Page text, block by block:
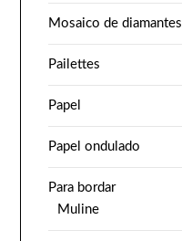
Mosaico de diamantes
Pailettes
Papel
Papel ondulado
Para bordar
Muline